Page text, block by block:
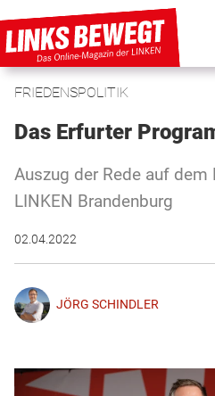
PARTEI IN BEWEGUNG
KUNSTSTOFF
DISKUSSIONSSTOFF
INTERNATIONAL
FRIEDENSPOLITIK
Das Erfurter
Auszug der Rede auf
LINKEN Brandenburg
02.04.2022
JÖRG SCHINDLER